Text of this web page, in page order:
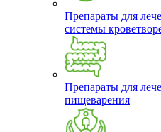
Препараты для
системы
Препараты для
пищеварения